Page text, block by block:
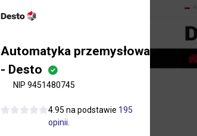
Automatyka przemysłowa
- Desto
NIP 9451480745
4.95 na podstawie 195
opinii